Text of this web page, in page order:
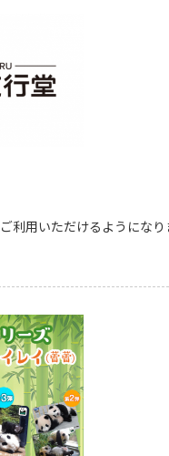
利用いただけるようになり